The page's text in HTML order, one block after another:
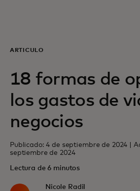
Para empresas
Para el mundo
Para innovadores
Noticias y tendencias
ARTÍCULO
18 formas de
los gastos de
negocios
Publicado: 4 de septiembre de 2024 |
septiembre de 2024
Lectura de 6 minutos
Nicole Radil